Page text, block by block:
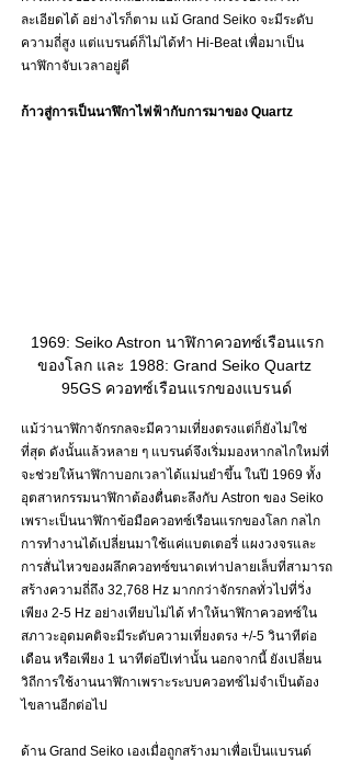
ละเอียดได้ อย่างไรก็ตาม แม้ Grand Seiko จะมีระดับ
ความถี่สูง แต่แบรนด์ก็ไม่ได้ทำ Hi-Beat เพื่อมาเป็น
นาฬิกาจับเวลาอยู่ดี
ก้าวสู่การเป็นนาฬิกาไฟฟ้ากับการมาของ Quartz
1969: Seiko Astron นาฬิกาควอทซ์เรือนแรก
ของโลก และ 1988: Grand Seiko Quartz
95GS ควอทซ์เรือนแรกของแบรนด์
แม้ว่านาฬิกาจักรกลจะมีความเที่ยงตรงแต่ก็ยังไม่ใช่
ที่สุด ดังนั้นแล้วหลาย ๆ แบรนด์จึงเริ่มมองหากลไกใหม่ที่
จะช่วยให้นาฬิกาบอกเวลาได้แม่นยำขึ้น ในปี 1969 ทั้ง
อุตสาหกรรมนาฬิกาต้องตื่นตะลึงกับ Astron ของ Seiko
เพราะเป็นนาฬิกาข้อมือควอทซ์เรือนแรกของโลก กลไก
การทำงานได้เปลี่ยนมาใช้แค่แบตเตอรี่ แผงวงจรและ
การสั่นไหวของผลึกควอทซ์ขนาดเท่าปลายเล็บที่สามารถ
สร้างความถี่ถึง 32,768 Hz มากกว่าจักรกลทั่วไปที่วิ่ง
เพียง 2-5 Hz อย่างเทียบไม่ได้ ทำให้นาฬิกาควอทซ์ใน
สภาวะอุดมคติจะมีระดับความเที่ยงตรง +/-5 วินาทีต่อ
เดือน หรือเพียง 1 นาทีต่อปีเท่านั้น นอกจากนี้ ยังเปลี่ยน
วิถีการใช้งานนาฬิกาเพราะระบบควอทซ์ไม่จำเป็นต้อง
ไขลานอีกต่อไป
ด้าน Grand Seiko เองเมื่อถูกสร้างมาเพื่อเป็นแบรนด์